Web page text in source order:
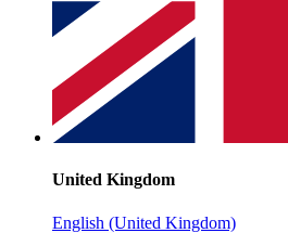
United Kingdom
English (United Kingdom)